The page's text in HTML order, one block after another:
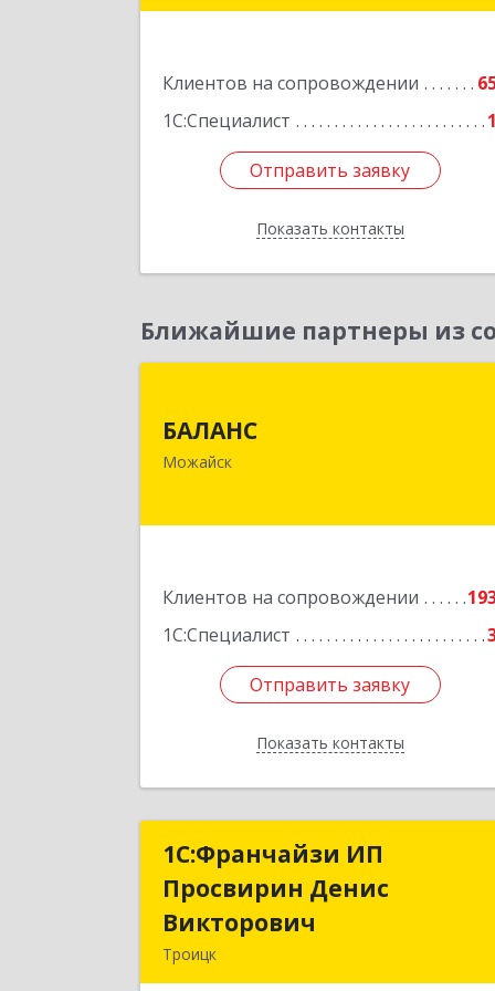
Клиентов на сопровождении
1С:Специалист
1
Отправить заявку
Показать контакты
Подробнее
Отправить заявку
Назад
Ближайшие партнеры из
БАЛАНС
Можайск
Клиентов на сопровождении
1С:Специалист
Отправить заявку
Показать контакты
Отправить заявку
Назад
1C:Франчайзи ИП
Просвирин Денис
Викторович
Троицк
1C:Франчайзи ИП
Просвирин Денис